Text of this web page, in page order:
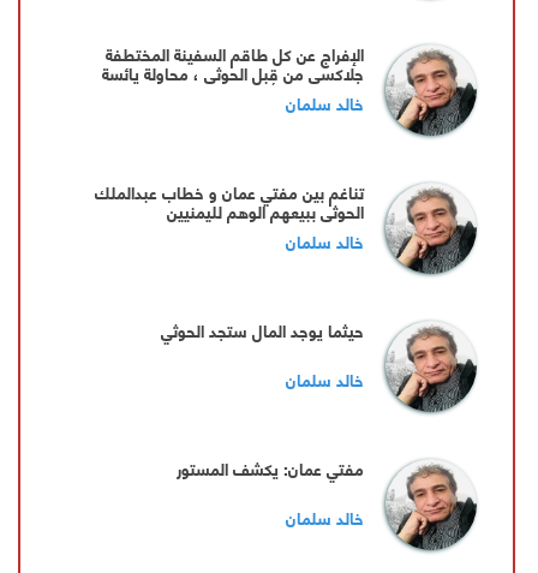
الإفراج عن كل طاقم السفينة المختطفة
جلاكسي من قبل الحوثي ، محاولة يائسة
للتعلق بقشة أمل
خالد سلمان
تناغم بين مفتي عمان و خطاب عبدالملك
الحوثي ببيعهم الوهم لليمنيين
خالد سلمان
حيثما يوجد المال ستجد الحوثي
خالد سلمان
مفتي عمان: يكشف المستور
خالد سلمان